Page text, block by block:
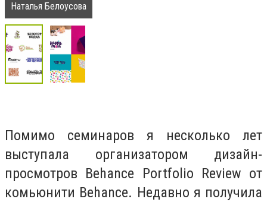
Наталья Белоусова
Помимо семинаров я несколько лет
выступала организатором дизайн-
просмотров Behance Portfolio Review от
комьюнити Behance. Недавно я получила